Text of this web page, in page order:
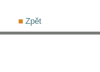
Zpět